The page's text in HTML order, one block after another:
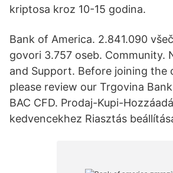
kriptosa kroz 10-15 godina.
Bank of America. 2.841.090
govori 3.757 oseb. Community.
and Support. Before joining the
please review our Trgovina
BAC CFD. Prodaj-Kupi-
kedvencekhez Riasztás